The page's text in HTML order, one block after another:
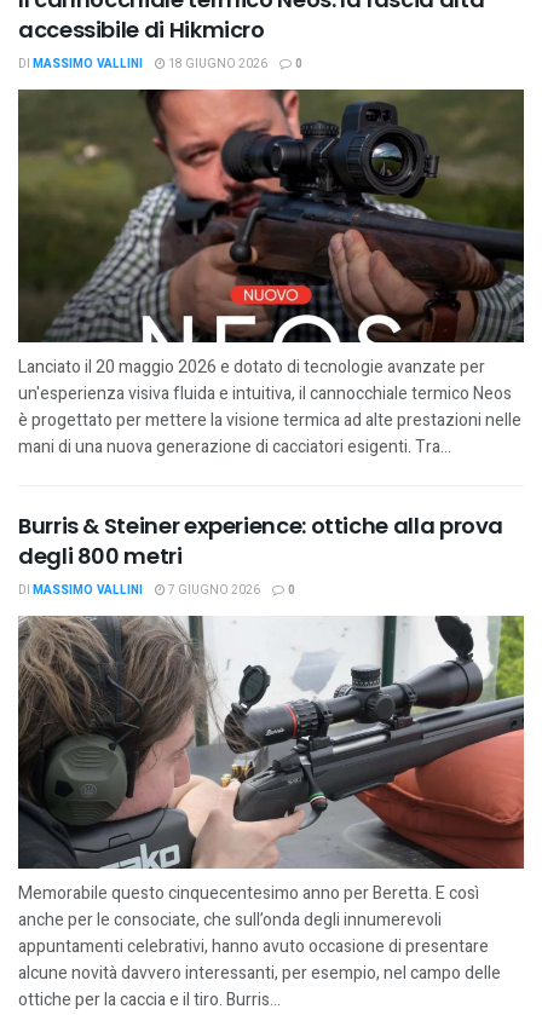
accessibile di Hikmicro
DI MASSIMO VALLINI 18 GIUGNO 2026 0
Lanciato il 20 maggio 2026 e dotato di tecnologie avanzate per
un'esperienza visiva fluida e intuitiva, il cannocchiale termico Neos
è progettato per mettere la visione termica ad alte prestazioni nelle
mani di una nuova generazione di cacciatori esigenti. Tra...
Burris & Steiner experience: ottiche alla prova
degli 800 metri
DI MASSIMO VALLINI 7 GIUGNO 2026 0
Memorabile questo cinquecentesimo anno per Beretta. E così
anche per le consociate, che sull’onda degli innumerevoli
appuntamenti celebrativi, hanno avuto occasione di presentare
alcune novità davvero interessanti, per esempio, nel campo delle
ottiche per la caccia e il tiro. Burris...